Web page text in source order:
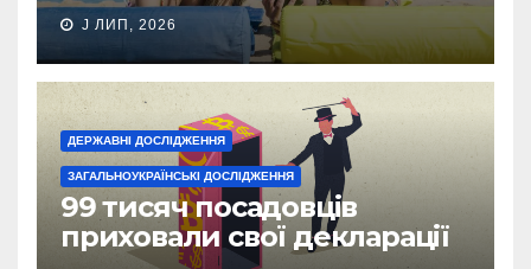
J ЛИП, 2026
ДЕРЖАВНІ ДОСЛІДЖЕННЯ
ЗАГАЛЬНОУКРАЇНСЬКІ ДОСЛІДЖЕННЯ
99 тисяч посадовців
приховали свої декларації